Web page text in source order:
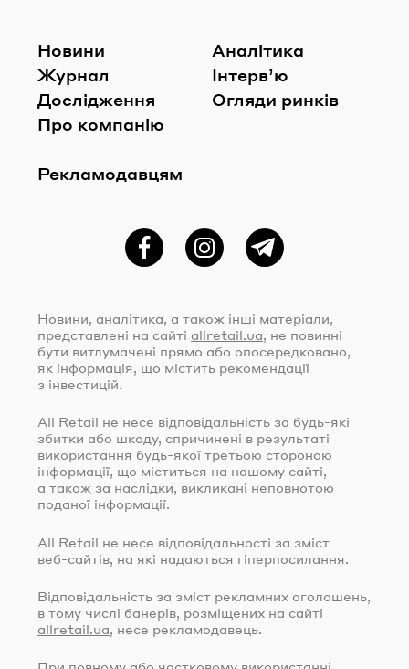
Новини
Журнал
Дослідження
Про компанію
Рекламодавцям
Аналітика
Інтерв’ю
Огляди ринків
ФейсбукInstagramTelegram
Новини, аналітика, а також інші матеріали,
представлені на сайті allretail.ua, не повинні
бути витлумачені прямо або опосередковано,
як інформація, що містить рекомендації
з інвестицій.
All Retail не несе відповідальність за будь-які
збитки або шкоду, спричинені в результаті
використання будь-якої третьою стороною
інформації, що міститься на нашому сайті,
а також за наслідки, викликані неповнотою
поданої інформації.
All Retail не несе відповідальності за зміст
веб-сайтів , на які надаються гіперпосилання.
Відповідальність за зміст рекламних оголошень,
в тому числі банерів, розміщених на сайті
allretail.ua, несе рекламодавець.